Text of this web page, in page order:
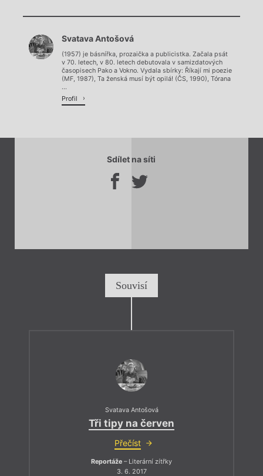
Chviličku.
Načítá se.
Svatava Antošová
(1957) je básnířka, prozaička a publicistka. Začala psát
v 70. letech, v 80. letech debutovala v samizdatových
časopisech Pako a Vokno. Vydala sbírky: Říkají mi poezie
(MF, 1987), Ta ženská musí být opilá! (ČS, 1990), Tórana
...
Profil
Sdílet na síti
Souvisí
Svatava Antošová
Tři tipy na červen
Přečíst
Reportáže – Literární zítřky
3. 6. 2017